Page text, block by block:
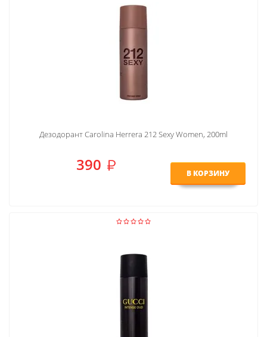
Дезодорант Carolina Herrera 212 Sexy Women, 200ml
390 В КОРЗИНУ